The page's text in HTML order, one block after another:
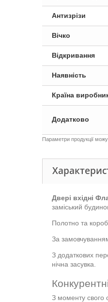
Антизрізи
Вічко
Відкривання
Наявність
Країна
Додатково
Параметри продукції
Двері вхідні
заміський
Полотно та
За
З додаткових
нічна засувка.
З моменту свого